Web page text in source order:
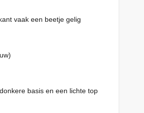
vaak een beetje gelig
basis en een lichte top